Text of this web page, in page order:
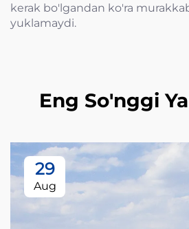
kerak bo'lgandan ko'ra
yuklamaydi.
Eng So'nggi
29
Aug